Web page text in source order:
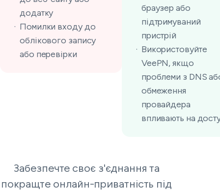
додатку
Помилки входу до
облікового запису
або перевірки
браузер або
підтримуваний
пристрій
Використовуйте
VeePN, якщо
проблеми з DNS
обмеження
провайдера
впливають на
Забезпечте своє з'єднання та
покращте онлайн-приватність під